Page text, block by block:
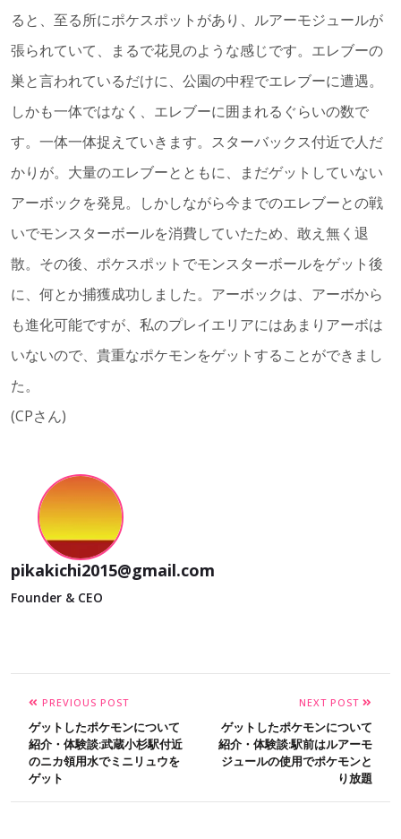
ると、至る所にポケスポットがあり、ルアーモジュールが
張られていて、まるで花見のような感じです。エレブーの
巣と言われているだけに、公園の中程でエレブーに遭遇。
しかも一体ではなく、エレブーに囲まれるぐらいの数で
す。一体一体捉えていきます。スターバックス付近で人だ
かりが。大量のエレブーとともに、まだゲットしていない
アーボックを発見。しかしながら今までのエレブーとの戦
いでモンスターボールを消費していたため、敢え無く退
散。その後、ポケスポットでモンスターボールをゲット後
に、何とか捕獲成功しました。アーボックは、アーボから
も進化可能ですが、私のプレイエリアにはあまりアーボは
いないので、貴重なポケモンをゲットすることができまし
た。
(CPさん)
pikakichi2015@gmail.com
Founder & CEO
PREVIOUS POST
ゲットしたポケモンについて
紹介・体験談:武蔵小杉駅付近
のニカ領用水でミニリュウを
ゲット
NEXT POST
ゲットしたポケモンについて
紹介・体験談:駅前はルアーモ
ジュールの使用でポケモンと
り放題